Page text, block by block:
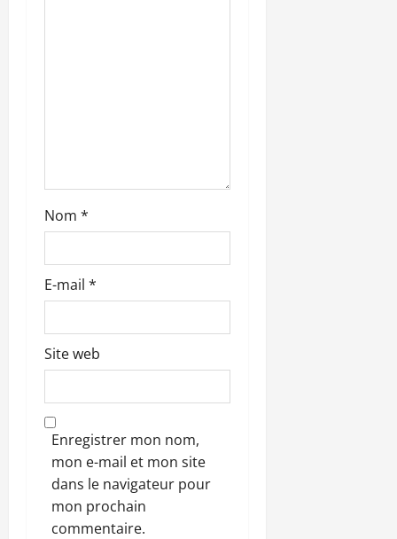
e
Nom *
E-mail *
Site web
Enregistrer mon nom,
mon e-mail et mon site
dans le navigateur pour
mon prochain
commentaire.